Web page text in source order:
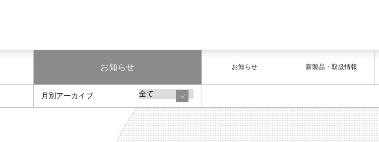
お知らせ お知らせ 新製品・取扱情報
月別アーカイブ